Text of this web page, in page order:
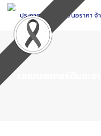
Skip
Content